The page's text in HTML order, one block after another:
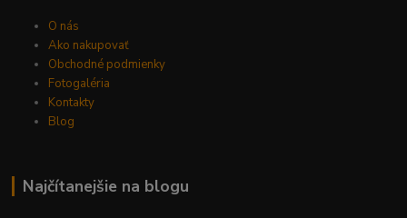
O nás
Ako nakupovať
Obchodné podmienky
Fotogaléria
Kontakty
Blog
Najčítanejšie na blogu